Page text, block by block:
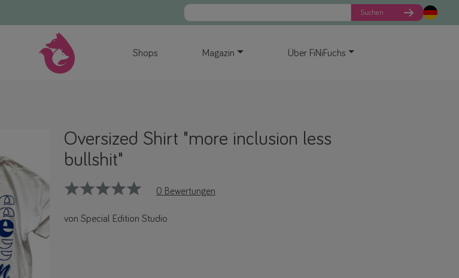
Suchen
Shops Magazin Über FiNiFuchs
Oversized Shirt "more inclusion less
bullshit"
0 Bewertungen
von Special Edition Studio